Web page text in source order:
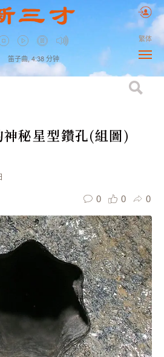
笛子曲, 4:38 分钟
繁体
秘星型鑽孔(組圖)
0 0 0